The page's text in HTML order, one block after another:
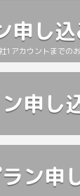
の変更は効力を
にかかわらず、
開始日が暦月
下本項におい
り利用期間の
知しない限り、
、利用開始か
ら別途指示若
ません。
利用されたサ
申し
1アカウントまでの
申し
ン申